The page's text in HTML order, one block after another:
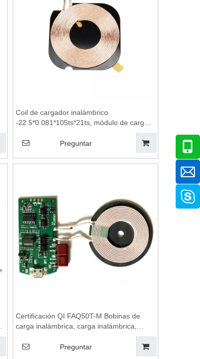
Coil de cargador inalámbrico
-22.5*0.081*105ts*21ts, módulo de carga
inalámbrico, cargador de teléfonos móviles
inalámbrica, carga inalámbrica
Preguntar
Certificación QI FAQ50T-M Bobinas de
carga inalámbrica, carga inalámbrica,
almohadilla de carga inalámbrica, bobinas
de carga inalámbrica, módulo de carga
Preguntar